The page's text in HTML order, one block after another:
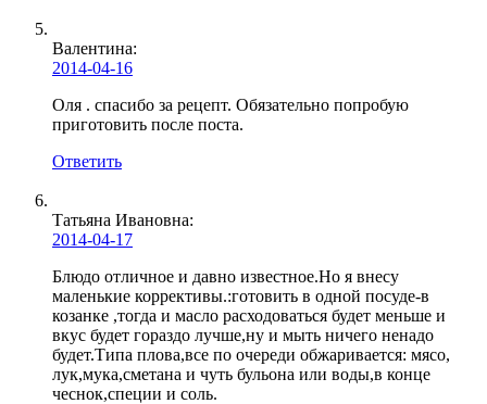
Валентина:
2014-04-16
Оля . спасибо за рецепт. Обязательно попробую
приготовить после поста.
Ответить
Татьяна Ивановна:
2014-04-17
Блюдо отличное и давно известное.Но я внесу
маленькие коррективы.:готовить в одной посуде-в
козанке ,тогда и масло расходоваться будет меньше и
вкус будет гораздо лучше,ну и мыть ничего ненадо
будет.Типа плова,все по очереди обжаривается: мясо,
лук,мука,сметана и чуть бульона или воды,в конце
чеснок,специи и соль.